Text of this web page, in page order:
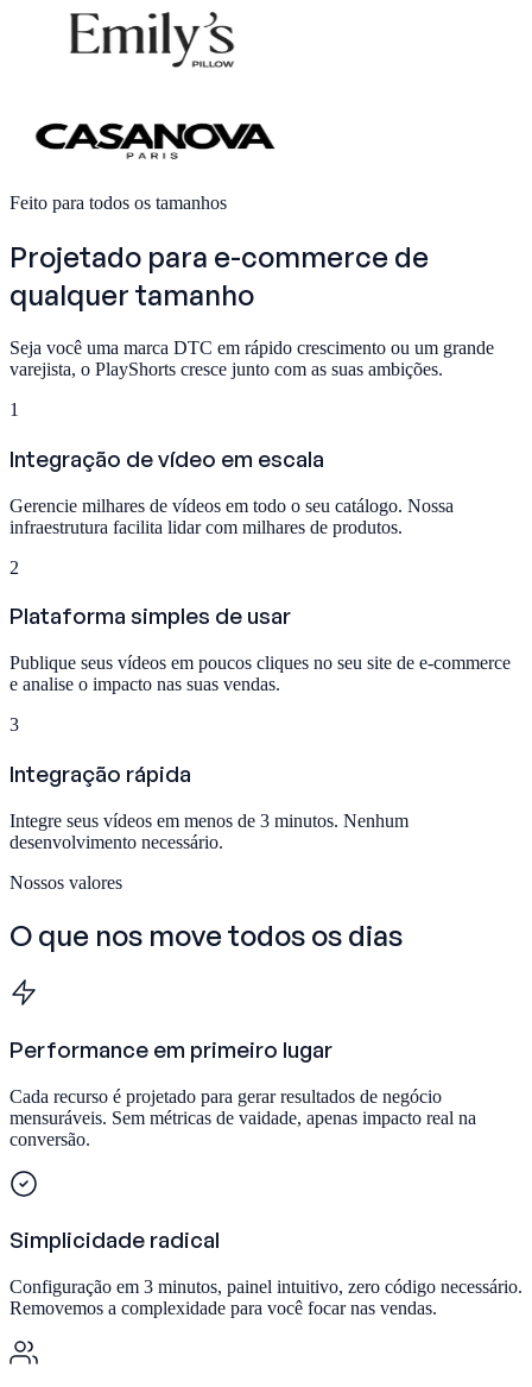
Feito para todos os tamanhos
Projetado para e-commerce de
qualquer tamanho
Seja você uma marca DTC em rápido crescimento ou um grande
varejista, o PlayShorts cresce junto com as suas ambições.
1
Integração de vídeo em escala
Gerencie milhares de vídeos em todo o seu catálogo. Nossa
infraestrutura facilita lidar com milhares de produtos.
2
Plataforma simples de usar
Publique seus vídeos em poucos cliques no seu site de e-commerce
e analise o impacto nas suas vendas.
3
Integração rápida
Integre seus vídeos em menos de 3 minutos. Nenhum
desenvolvimento necessário.
Nossos valores
O que nos movetodos os dias
Performance em primeiro lugar
Cada recurso é projetado para gerar resultados de negócio
mensuráveis. Sem métricas de vaidade, apenas impacto real na
conversão.
Simplicidade radical
Configuração em 3 minutos, painel intuitivo, zero código necessário.
Removemos a complexidade para você focar nas vendas.